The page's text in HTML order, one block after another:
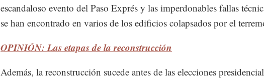
escandaloso evento del Paso Exprés y las imperdonables fallas
se han encontrado en varios de los edificios colapsados por el
OPINIÓN: Las etapas de la reconstrucción
Además, la reconstrucción sucede antes de las elecciones